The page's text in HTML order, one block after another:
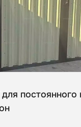
постоянного